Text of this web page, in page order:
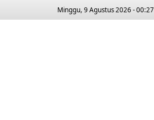
Minggu, 9 Agustus 2026 - 00:27